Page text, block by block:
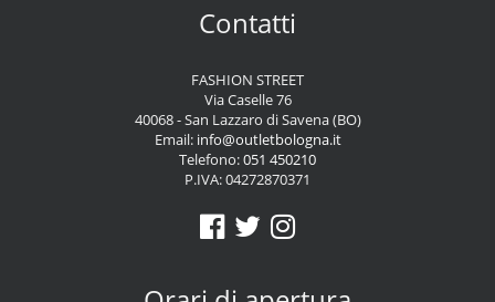
Contatti
FASHION STREET
Via Caselle 76
40068 - San Lazzaro di Savena (BO)
Email: info@outletbologna.it
Telefono:051 450210
P.IVA: 04272870371